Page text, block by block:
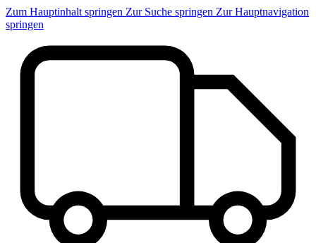
Zum Hauptinhalt springen Zur Suche springen Zur Hauptnavigation
springen